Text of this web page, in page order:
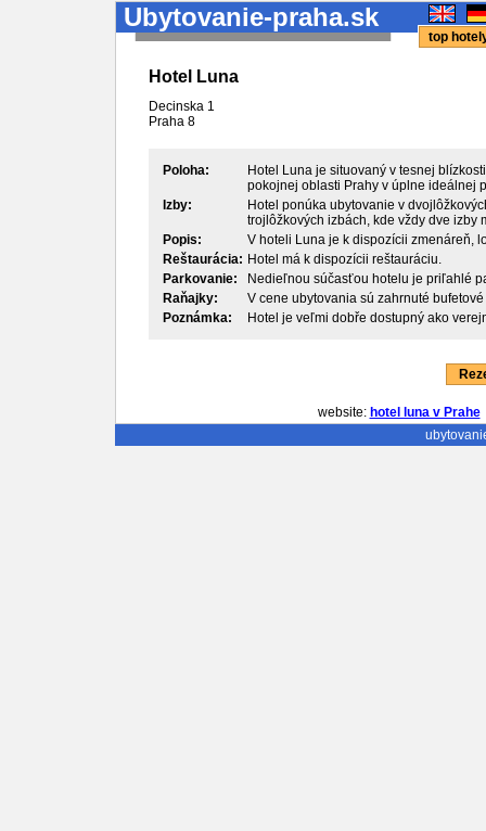
Ubytovanie-praha.sk
top
Hotel Luna
Decinska 1
Praha 8
Poloha:
Hotel Luna je situovaný v tesnej
pokojnej oblasti Prahy v úplne ideálnej
Izby:
Hotel ponúka ubytovanie v
trojlôžkových izbách, kde vždy dve izby
Popis:
V hoteli Luna je k dispozícii zmenáreň,
Reštaurácia: Hotel má k dispozícii reštauráciu.
Parkovanie:
Nedieľnou súčasťou hotelu je priľahlé
Raňajky:
V cene ubytovania sú zahrnuté
Poznámka:
Hotel je veľmi dobře dostupný ako
website: hotel luna v Prahe